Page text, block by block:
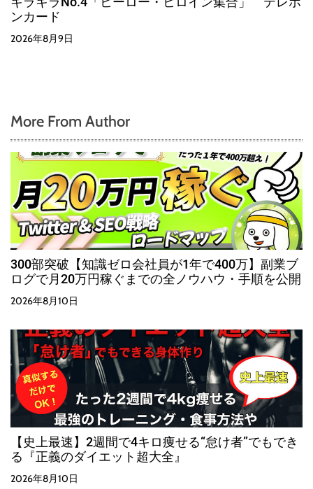
ンカード
2026年8月9日
More From Author
300部突破【知識ゼロ会社員が1年で400万】副業ブ
ログで月20万円稼ぐまでの全ノウハウ・手順を公開
2026年8月10日
【史上最速】2週間で4キロ痩せる“怠け者”でもでき
る『正義のダイエット超大全』
2026年8月10日